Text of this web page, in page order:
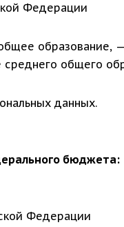
Федерации
образование,
общего
данных.
бюджета:
Федерации